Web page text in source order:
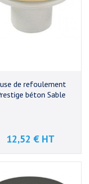
de refoulement
béton Sable
Prix
12,52 € HT